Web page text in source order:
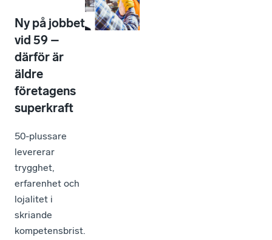
Ny på jobbet
vid 59 –
därför är
äldre
företagens
superkraft
50-plussare
levererar
trygghet,
erfarenhet och
lojalitet i
skriande
kompetensbrist.